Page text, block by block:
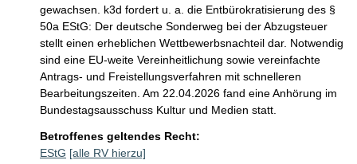
gewachsen. k3d fordert u. a. die Entbürokratisierung des §
50a EStG: Der deutsche Sonderweg bei der Abzugsteuer
stellt einen erheblichen Wettbewerbsnachteil dar. Notwendig
sind eine EU-weite Vereinheitlichung sowie vereinfachte
Antrags- und Freistellungsverfahren mit schnelleren
Bearbeitungszeiten. Am 22.04.2026 fand eine Anhörung im
Bundestagsausschuss Kultur und Medien statt.
Betroffenes geltendes Recht:
EStG [alle RV hierzu]